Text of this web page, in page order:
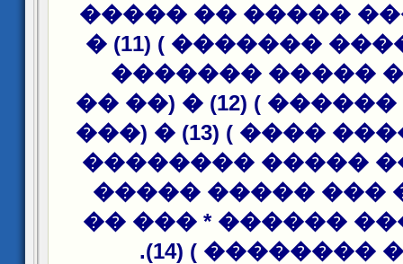
����� �����
����� ������ ������� ) (11) �
(���� ��� �����
������ �� ������ ) (12) � (�� ��
��� ��� ����� ���� ) (13) � (���
���� �����
�������� ���
������� ���
��� ��� �������� ) (14).